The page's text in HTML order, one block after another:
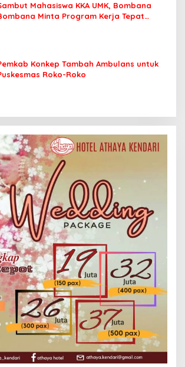
Mahasiswa KKA UMK, Bombana
Minta Program Kerja Tepat
Konkep Tambah Ambulans untuk
Roko-Roko